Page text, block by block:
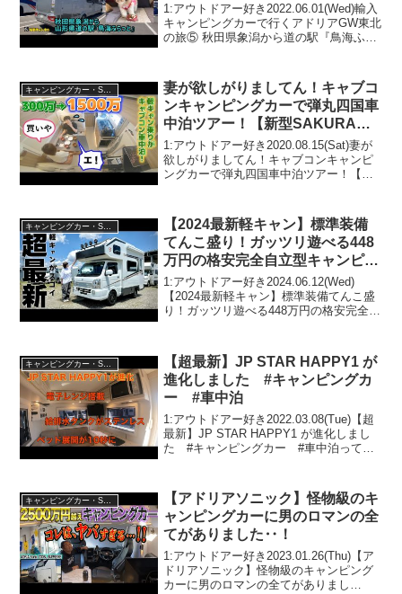
1:アウトドアー好き2022.06.01(Wed)輸入
キャンピングカーで行くアドリアGW東北
の旅⑤ 秋田県象潟から道の駅『鳥海ふら
2022.06.01(Wed)この動画は注...
妻が欲しがりましてん！キャブコ
ンキャンピングカーで弾丸四国車
中泊ツアー！【新型SAKURAサ
クラ試乗レビュー】
1:アウトドアー好き2020.08.15(Sat)妻が
欲しがりましてん！キャブコンキャンピ
ングカーで弾丸四国車中泊ツアー！【新
アウトドアー好き2020.08.15...
キャンピングカー・SUV人気車種
【2024最新軽キャン】標準装備
てんこ盛り！ガッツリ遊べる448
万円の格安完全自立型キャンピン
グカーが凄すぎる！SUNDAY
COMPACT（Ｃ1）
1:アウトドアー好き2024.06.12(Wed)
【2024最新軽キャン】標準装備てんこ盛
り！ガッツリ遊べる448万円の格安完全自
話題らしいぞ、見逃さないで！！2...
【超最新】JP STAR HAPPY1 が
進化しました #キャンピングカ
ー #車中泊
1:アウトドアー好き2022.03.08(Tue)【超
最新】JP STAR HAPPY1 が進化しまし
た #キャンピングカー #車中泊って人
画は注目で...
キャンピングカー・SUV人気車種
【アドリアソニック】怪物級のキ
ャンピングカーに男のロマンの全
てがありました‥！
1:アウトドアー好き2023.01.26(Thu)【ア
ドリアソニック】怪物級のキャンピング
カーに男のロマンの全てがありまし